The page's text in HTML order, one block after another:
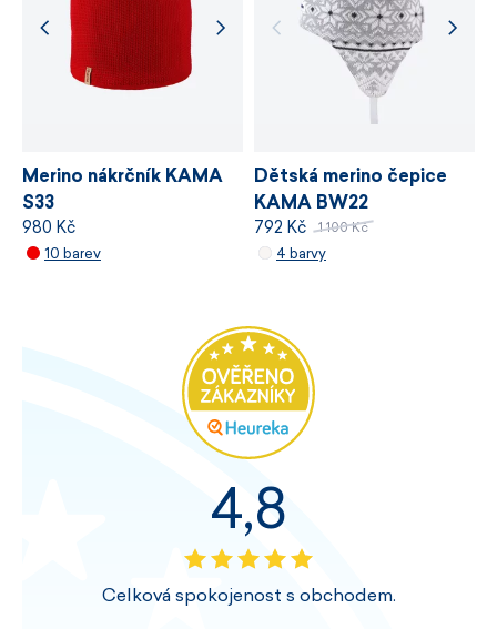
Merino nákrčník KAMA
S33
980 Kč
10 barev
Dětská merino čepice
KAMA BW22
792 Kč 1 100 Kč
4 barvy
4,8
Celková spokojenost s obchodem.